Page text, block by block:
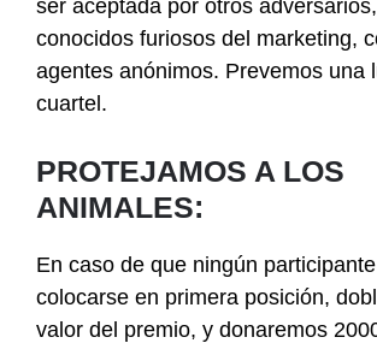
ser aceptada por otros
conocidos furiosos del marketing,
agentes anónimos. Prevemos una
cuartel.
PROTEJAMOS A LOS
ANIMALES:
En caso de que ningún
colocarse en primera posición,
valor del premio, y donaremos